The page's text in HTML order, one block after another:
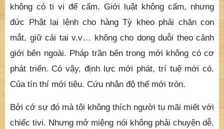
không có ti vi để cấm. Giới luật không cấm, nhưng
đức Phật lại lệnh cho hàng Tỳ kheo phải chăn con
mắt, giữ cái tai v.v… không cho dong duỗi theo cảnh
giới bên ngoài. Pháp trần bên trong mới không có cơ
phát triển. Có vậy, định lực mới phát, trí tuệ mới có.
Của tín thí mới tiêu. Cứu nhân độ thế mới tròn.
Bởi cớ sự đó mà tôi không thích người tu mãi miết với
chiếc tivi. Nhưng mở miệng nói không phải chuyện dễ.